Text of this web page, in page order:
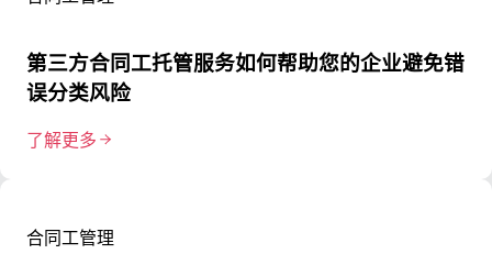
第三方合同工托管服务如何帮助您的企业避免错
误分类风险
了解更多
合同工管理